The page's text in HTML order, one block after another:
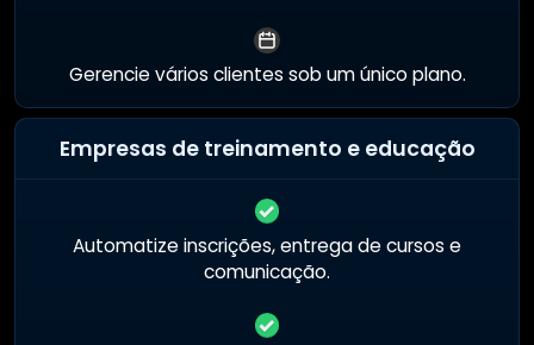
Gerencie vários clientes sob um único plano.
Empresas de treinamento e educação
Automatize inscrições, entrega de cursos e
comunicação.